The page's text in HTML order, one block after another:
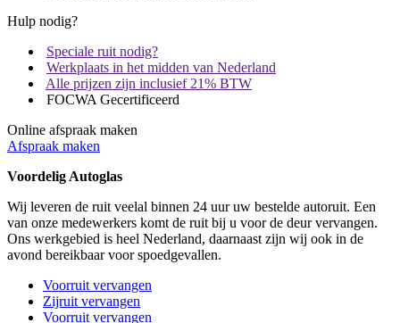
Hulp nodig?
Speciale ruit nodig?
Werkplaats in het midden van Nederland
Alle prijzen zijn inclusief 21% BTW
FOCWA Gecertificeerd
Online afspraak maken
Afspraak maken
Voordelig Autoglas
Wij leveren de ruit veelal binnen 24 uur uw bestelde autoruit. Een
van onze medewerkers komt de ruit bij u voor de deur vervangen.
Ons werkgebied is heel Nederland, daarnaast zijn wij ook in de
avond bereikbaar voor spoedgevallen.
Voorruit vervangen
Zijruit vervangen
Voorruit vervangen